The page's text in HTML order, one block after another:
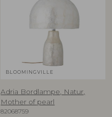
BLOOMINGVILLE
Adria Bordlampe, Natur,
Mother of pearl
82068759